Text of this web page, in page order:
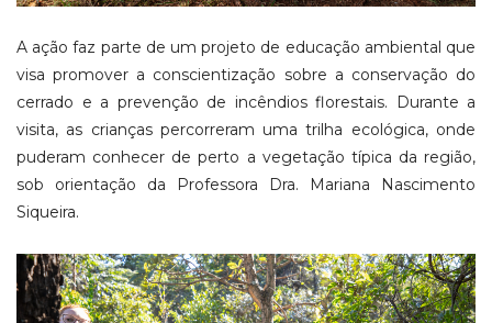
A ação faz parte de um projeto de educação ambiental que
visa promover a conscientização sobre a conservação do
cerrado e a prevenção de incêndios florestais. Durante a
visita, as crianças percorreram uma trilha ecológica, onde
puderam conhecer de perto a vegetação típica da região,
sob orientação da Professora Dra. Mariana Nascimento
Siqueira.